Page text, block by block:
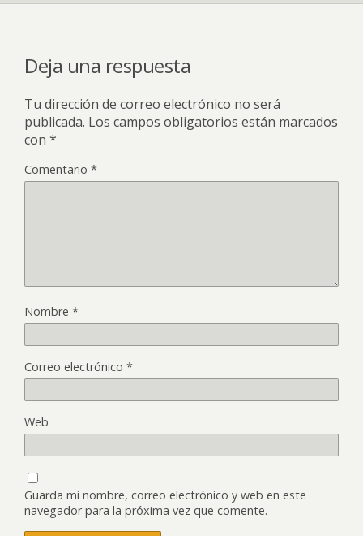
Deja una respuesta
Tu dirección de correo electrónico no será
publicada. Los campos obligatorios están marcados
con *
Comentario *
Nombre *
Correo electrónico *
Web
Guarda mi nombre, correo electrónico y web en este
navegador para la próxima vez que comente.